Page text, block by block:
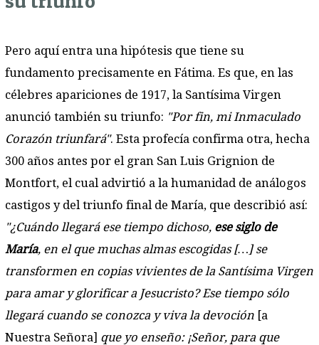
Pero aquí entra una hipótesis que tiene su
fundamento precisamente en Fátima. Es que, en las
célebres apariciones de 1917, la Santísima Virgen
anunció también su triunfo: "Por fin, mi Inmaculado
Corazón triunfará". Esta profecía confirma otra, hecha
300 años antes por el gran San Luis Grignion de
Montfort, el cual advirtió a la humanidad de análogos
castigos y del triunfo final de María, que describió así:
"¿Cuándo llegará ese tiempo dichoso, ese siglo de
María, en el que muchas almas escogidas […] se
transformen en copias vivientes de la Santísima Virgen
para amar y glorificar a Jesucristo? Ese tiempo sólo
llegará cuando se conozca y viva la devoción [a
Nuestra Señora] que yo enseño: ¡Señor, para que